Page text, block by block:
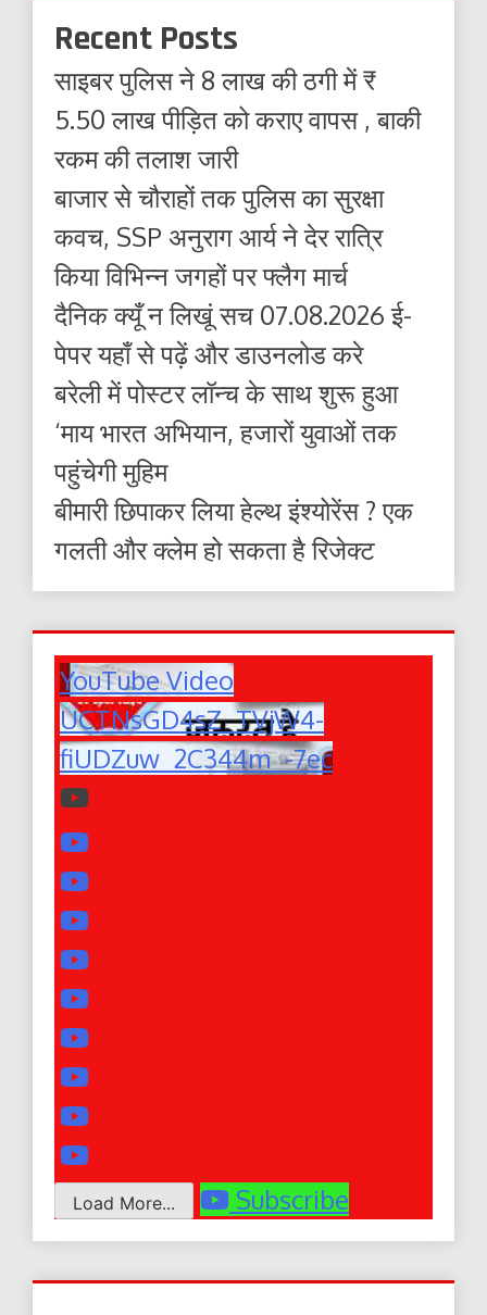
Recent Posts
साइबर पुलिस ने 8 लाख की ठगी में ₹
5.50 लाख पीड़ित को कराए वापस , बाकी
रकम की तलाश जारी
बाजार से चौराहों तक पुलिस का सुरक्षा
कवच, SSP अनुराग आर्य ने देर रात्रि
किया विभिन्न जगहों पर फ्लैग मार्च
दैनिक क्यूँ न लिखूं सच 07.08.2026 ई-
पेपर यहाँ से पढ़ें और डाउनलोड करे
बरेली में पोस्टर लॉन्च के साथ शुरू हुआ
‘माय भारत अभियान, हजारों युवाओं तक
पहुंचेगी मुहिम
बीमारी छिपाकर लिया हेल्थ इंश्योरेंस ? एक
गलती और क्लेम हो सकता है रिजेक्ट
YouTube Video
UCTNsGD4sZ_TVjW4-
fiUDZuw_2C344m_-7ec
Load More... Subscribe